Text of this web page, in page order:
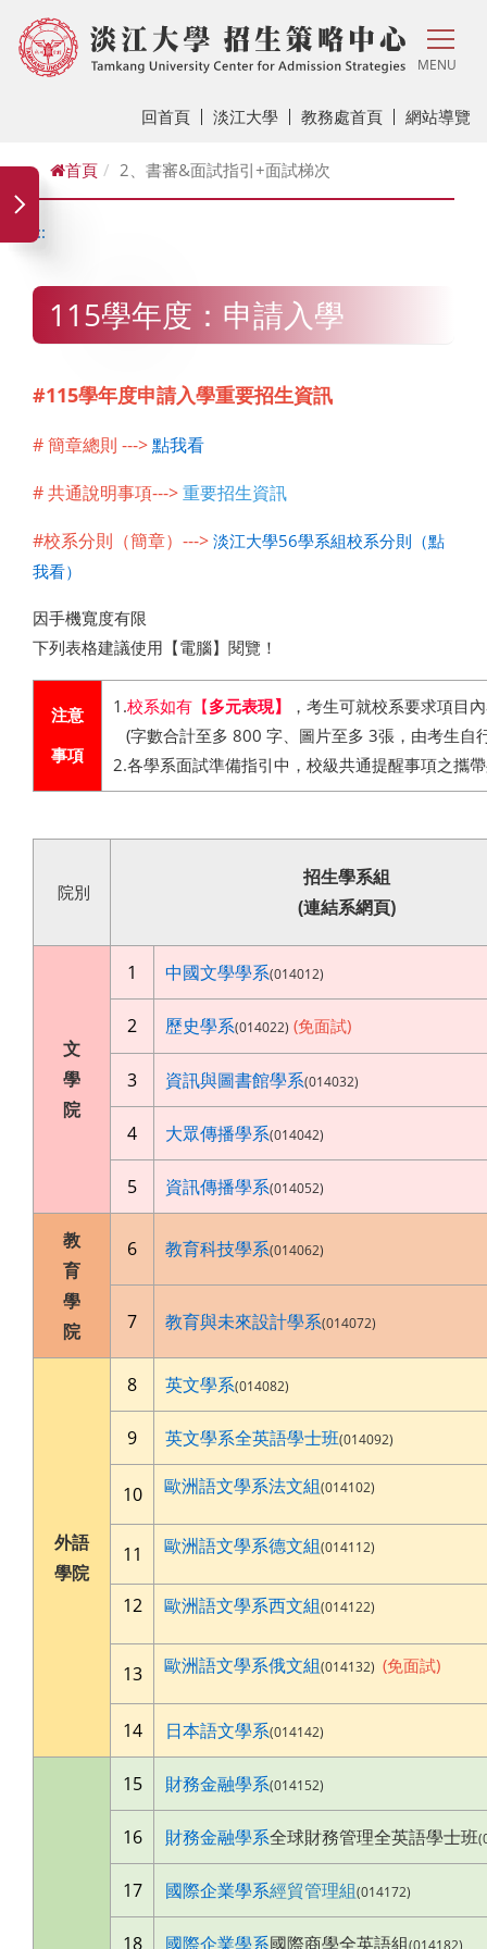
MENU
回首頁 淡江大學 教務處首頁 網站導覽
首頁 2、書審&面試指引+面試梯次
:::
115學年度：申請入學
#115學年度申請入學重要招生資訊
# 簡章總則 --->點我看
# 共通說明事項--->重要招生資訊
#校系分則（簡章）---> 淡江大學56學系組校系分則（點
我看）
因手機寬度有限
下列表格建議使用【電腦】閱覽！
注意
事項
1.校系如有【多元表現】
，考生可就校系要求項目
(字數合計至多 800 字、圖片至多 3張，由考生自
2.各學系面試準備指引中，校級共通提醒事項之攜
院別
招生學系組
(連結系網頁)
文
學
院
1 中國文學學系(014012)
2 歷史學系(014022) (免面試)
3 資訊與圖書館學系(014032)
4 大眾傳播學系(014042)
5 資訊傳播學系(014052)
教
育
學
院
6 教育科技學系(014062)
7 教育與未來設計學系(014072)
外語
學院
8 英文學系(014082)
9 英文學系全英語學士班(014092)
10 歐洲語文學系法文組(014102)
11 歐洲語文學系德文組(014112)
12 歐洲語文學系西文組(014122)
13 歐洲語文學系俄文組(014132) (免面試)
14 日本語文學系(014142)
15 財務金融學系(014152)
16 財務金融學系全球財務管理全英語學士班
17 國際企業學系經貿管理組(014172)
18 國際企業學系國際商學全英語組(014182)